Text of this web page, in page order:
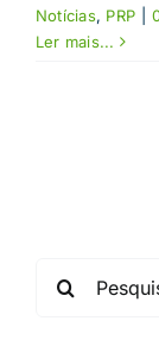
Notícias, PRP
Ler mais...